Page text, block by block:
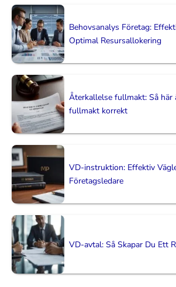
Behovsanalys Företag:
Optimal Resursallokering
Återkallelse fullmakt: Så här
fullmakt korrekt
VD-instruktion: Effektiv
Företagsledare
VD-avtal: Så Skapar Du Ett